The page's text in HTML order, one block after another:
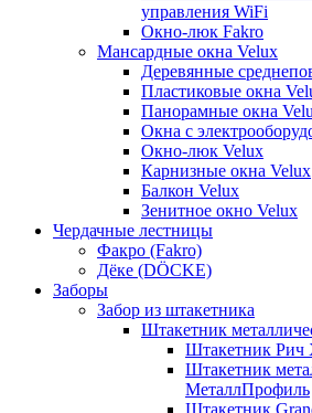
управления WiFi
Окно-люк Fakro
Мансардные окна Velux
Деревянные
Пластиковые окна
Панорамные окна
Окна с
Окно-люк Velux
Карнизные окна Velux
Балкон Velux
Зенитное окно Velux
Чердачные лестницы
Факро (Fakro)
Дёке (DÖCKE)
Заборы
Забор из штакетника
Штакетник
Штакетник Рич
Штакетник
МеталлПрофиль
Штакетник